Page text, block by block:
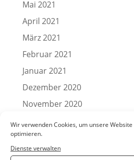
Wir verwenden Cookies, um unsere
optimieren.
Dienste verwalten
Mai 2021
April 2021
März 2021
Februar 2021
Januar 2021
Dezember 2020
November 2020
Oktober 2020
September 2020
August 2020